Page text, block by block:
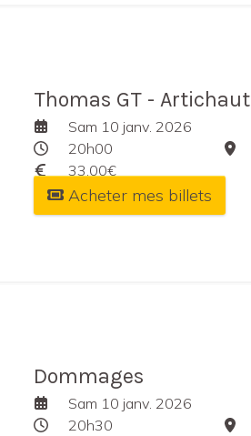
Thomas GT -
Sam 10 janv. 2026
20h00
33,00€
Acheter mes billets
Dommages
Sam 10 janv. 2026
20h30